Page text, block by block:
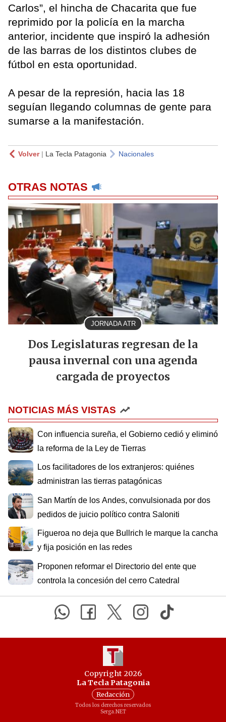
Carlos”, el hincha de Chacarita que fue
reprimido por la policía en la marcha
anterior, incidente que inspiró la adhesión
de las barras de los distintos clubes de
fútbol en esta oportunidad.
A pesar de la represión, hacia las 18
seguían llegando columnas de gente para
sumarse a la manifestación.
Volver| La Tecla Patagonia Nacionales
OTRAS NOTAS
JORNADA ATR
Dos Legislaturas regresan de la
pausa invernal con una agenda
cargada de proyectos
NOTICIAS MÁS VISTAS
Con influencia sureña, el Gobierno cedió y eliminó
la reforma de la Ley de Tierras
Los facilitadores de los extranjeros: quiénes
administran las tierras patagónicas
San Martín de los Andes, convulsionada por dos
pedidos de juicio político contra Saloniti
Figueroa no deja que Bullrich le marque la cancha
y fija posición en las redes
Proponen reformar el Directorio del ente que
controla la concesión del cerro Catedral
Copyright 2026
La Tecla Patagonia
Redacción
Todos los derechos reservados
Serga.NET